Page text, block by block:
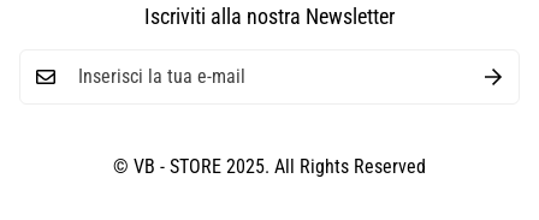
Iscriviti alla nostra Newsletter
© VB - STORE 2025. All Rights Reserved